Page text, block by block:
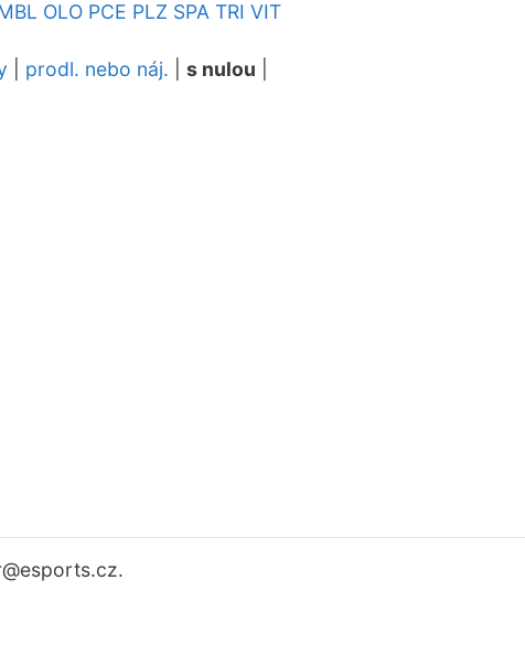
OLO PCE PLZ SPA TRI VIT
prodl. nebo náj. s nulou
@esports.cz.